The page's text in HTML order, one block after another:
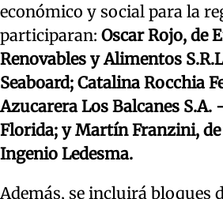
económico y social para la
participaran: Oscar Rojo, de
Renovables y Alimentos
Seaboard; Catalina Rocchia
Azucarera Los Balcanes S.A.
Florida; yMartín Franzini,
Ingenio Ledesma.
Además, se incluirá bloques